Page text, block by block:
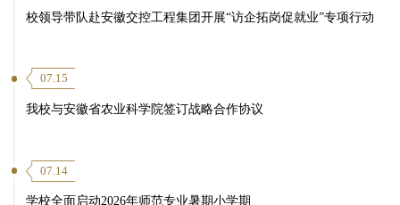
校领导带队赴安徽交控工程集团开展“访企拓岗促就业”专项行动
07.15
我校与安徽省农业科学院签订战略合作协议
07.14
学校全面启动2026年师范专业暑期小学期